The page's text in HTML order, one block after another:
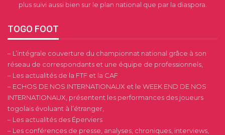
plus suivi aussi bien sur le plan national que par la diaspora.
TOGO FOOT
– L’intégrale couverture du championnat national grâce à son
réseau de correspondants et une équipe de professionnels,
– Les actualités de la FTF et la CAF
– ECHOS DE NOS INTERNATIONAUX et le WEEK END DE NOS
INTERNATIONAUX, présentent les performances des joueurs
togolais évoluant à l’étranger,
– Les actualités des Éperviers
– Les conférences de presse, analyses, chroniques, interviews,